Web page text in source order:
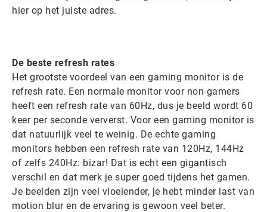
hier op het juiste adres.
De beste refresh rates
Het grootste voordeel van een gaming monitor is de
refresh rate. Een normale monitor voor non-gamers
heeft een refresh rate van 60Hz, dus je beeld wordt 60
keer per seconde ververst. Voor een gaming monitor is
dat natuurlijk veel te weinig. De echte gaming
monitors hebben een refresh rate van 120Hz, 144Hz
of zelfs 240Hz: bizar! Dat is echt een gigantisch
verschil en dat merk je super goed tijdens het gamen.
Je beelden zijn veel vloeiender, je hebt minder last van
motion blur en de ervaring is gewoon veel beter.